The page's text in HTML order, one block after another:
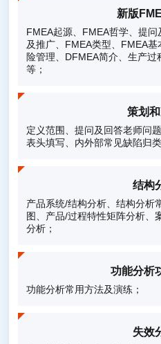
新版
FMEA起源、FMEA哲学、提
及推广、FMEA类型、FMEA
险管理、DFMEA简介、生产
等；
策划
定义范围、提问及回答老师问
表头填写、内外部常见缺陷归类
结构
产品系统/结构分析、结构分析
图、产品/过程特性矩阵分析、
分析；
功能分析
功能分析常用方法及演练；
失效